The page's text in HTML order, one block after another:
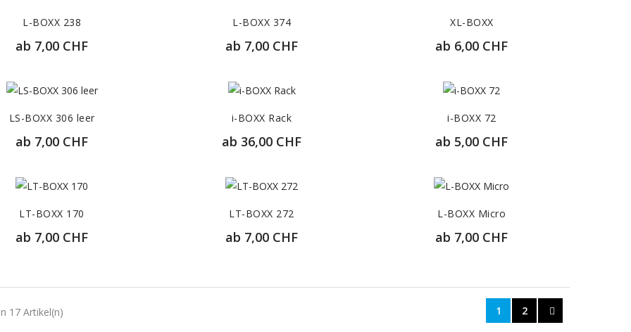
L-BOXX 238
ab 7,00 CHF
ZUR DETAILANSICHT
L-BOXX 374
ab 7,00 CHF
ZUR DETAILANSICHT
XL-BOXX
ab 6,00 CHF
ZUR DETAILANSICHT
LS-BOXX 306 leer
ab 7,00 CHF
ZUR DETAILANSICHT
i-BOXX Rack
ab 36,00 CHF
ZUR DETAILANSICHT
i-BOXX 72
ab 5,00 CHF
ZUR DETAILANSICHT
LT-BOXX 170
ab 7,00 CHF
LT-BOXX 272
ab 7,00 CHF
L-BOXX Micro
ab 7,00 CHF
17 Artikel(n) 1 2